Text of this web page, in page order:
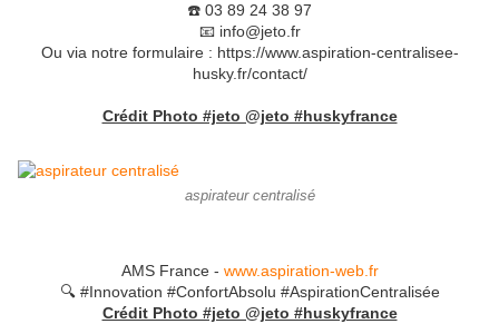
☎️ 03 89 24 38 97
📧 info@jeto.fr
Ou via notre formulaire : https://www.aspiration-centralisee-
husky.fr/contact/
Crédit Photo #jeto @jeto #huskyfrance
aspirateur centralisé
AMS France - www.aspiration-web.fr
🔍 #Innovation #ConfortAbsolu #AspirationCentralisée
Crédit Photo #jeto @jeto #huskyfrance